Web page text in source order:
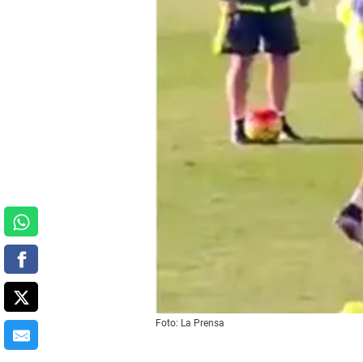
Foto: La Prensa